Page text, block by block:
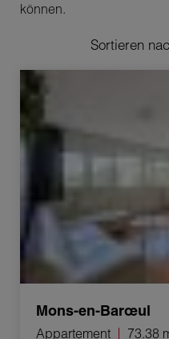
können.
Sortieren
73.38 m²
Mons-en-Barœul
Appartement 73.38